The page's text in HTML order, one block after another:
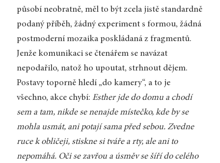
působí neobratně, měl to být zcela jistě standardně
podaný příběh, žádný experiment s formou, žádná
postmoderní mozaika poskládaná z fragmentů.
Jenže komunikaci se čtenářem se navázat
nepodařilo, natož ho upoutat, strhnout dějem.
Postavy toporně hledí „do kamery“, a to je
všechno, akce chybí: Esther jde do domu a chodí
sem a tam, nikde se nenajde místečko, kde by se
mohla usmát, ani potají sama před sebou. Zvedne
ruce k obličeji, stiskne si tváře a rty, ale ani to
nepomáhá. Oči se zavřou a úsměv se šíří do celého